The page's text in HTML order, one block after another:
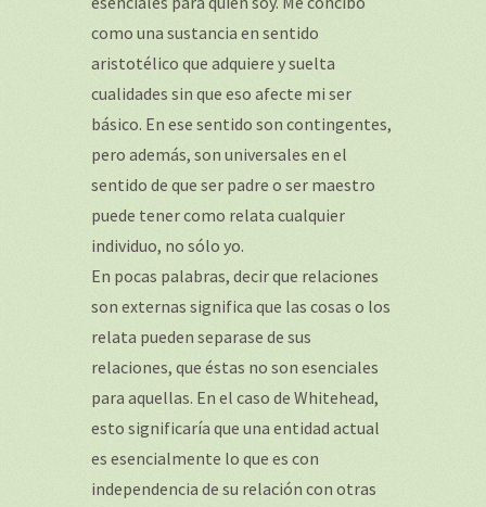
como una sustancia en sentido
aristotélico que adquiere y suelta
cualidades sin que eso afecte mi ser
básico. En ese sentido son contingentes,
pero además, son universales en el
sentido de que ser padre o ser maestro
puede tener como relata cualquier
individuo, no sólo yo.
En pocas palabras, decir que relaciones
son externas significa que las cosas o los
relata pueden separase de sus
relaciones, que éstas no son esenciales
para aquellas. En el caso de Whitehead,
esto significaría que una entidad actual
es esencialmente lo que es con
independencia de su relación con otras